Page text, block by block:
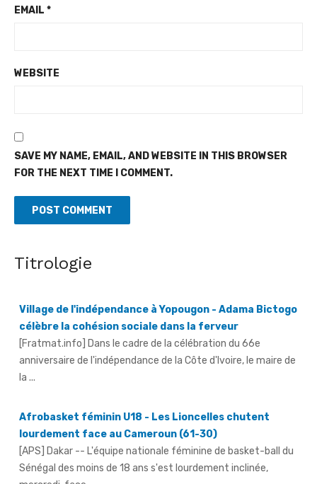
EMAIL *
WEBSITE
SAVE MY NAME, EMAIL, AND WEBSITE IN THIS BROWSER
FOR THE NEXT TIME I COMMENT.
Titrologie
Village de l'indépendance à Yopougon - Adama Bictogo
[Fratmat.info] Dans le cadre de la célébration du 66e
anniversaire de l'indépendance de la Côte d'Ivoire, le maire de
la ...
Afrobasket féminin U18 - Les Lioncelles chutent
[APS] Dakar -- L'équipe nationale féminine de basket-ball du
Sénégal des moins de 18 ans s'est lourdement inclinée,
mercredi, face ...